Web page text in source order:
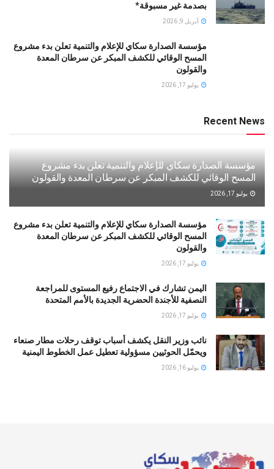
بصدمة غير مسبوقة*
أبريل 9, 2026
مؤسسة الصدارة سكاي للإعلام والتنمية تعلن بدء مشروع
المسح الوقائي للكشف المبكر عن سرطان المعدة
والقولون
يوليو 17, 2026
Recent News
مؤسسة الصدارة سكاي للإعلام والتنمية تعلن بدء مشروع
المسح الوقائي للكشف المبكر عن سرطان المعدة والقولون
يوليو 17, 2026
مؤسسة الصدارة سكاي للإعلام والتنمية تعلن بدء مشروع
المسح الوقائي للكشف المبكر عن سرطان المعدة
والقولون
يوليو 17, 2026
اليمن تشارك في الاجتماع رفيع المستوى للمراجعة
النصفية للأجندة الحضرية الجديدة بالأمم المتحدة
يوليو 17, 2026
نائب وزير النقل يكشف أسباب توقف رحلات مطار صنعاء
ويحمّل الحوثيين مسؤولية تعطيل عمل الخطوط اليمنية
يوليو 16, 2026